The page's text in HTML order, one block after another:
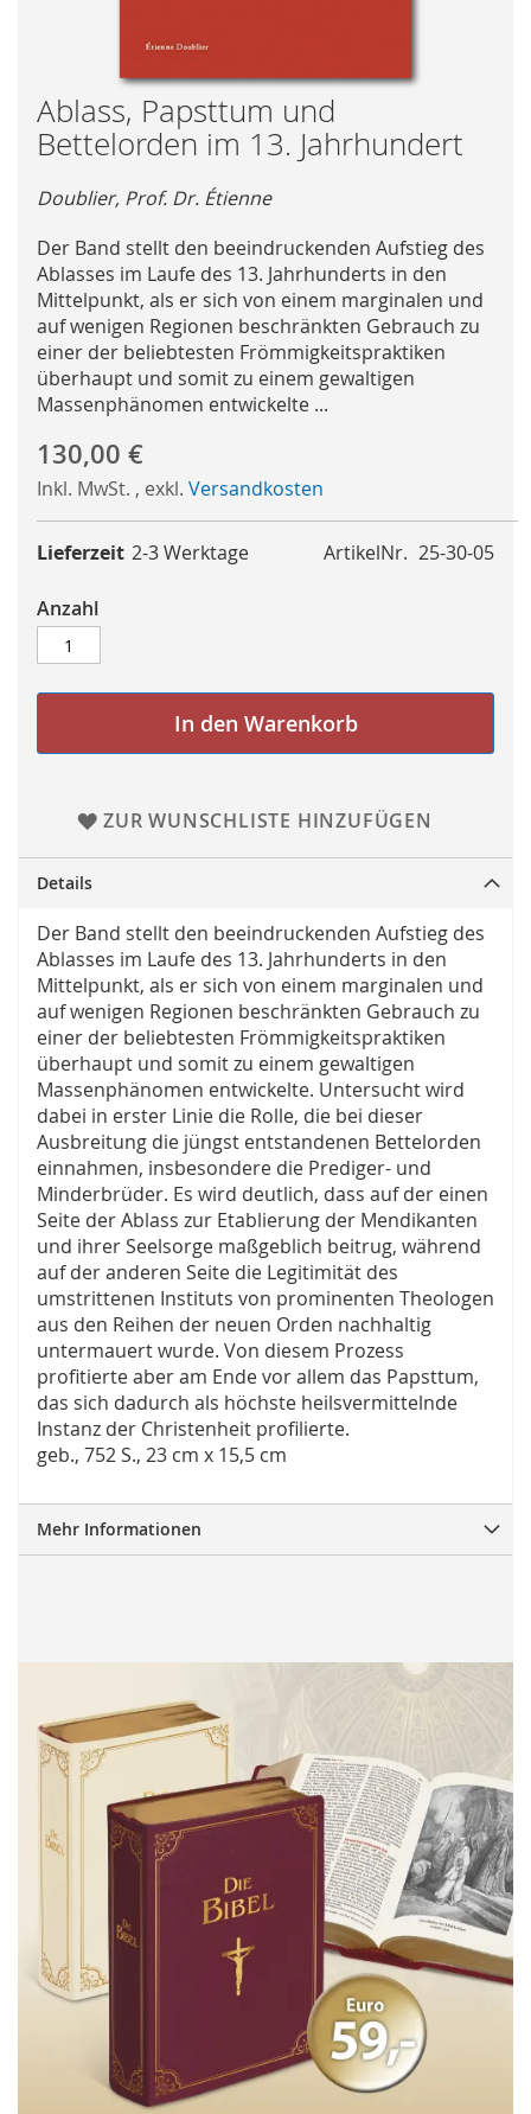
Skip
to
the
of
images
gallery
Ablass, Papsttum und
Bettelorden im 13. Jahrhundert
Doublier, Prof. Dr. Étienne
Der Band stellt den beeindruckenden Aufstieg des
Ablasses im Laufe des 13. Jahrhunderts in den
Mittelpunkt, als er sich von einem marginalen und
auf wenigen Regionen beschränkten Gebrauch zu
einer der beliebtesten Frömmigkeitspraktiken
überhaupt und somit zu einem gewaltigen
Massenphänomen entwickelte ...
130,00 €
Inkl. MwSt. , exkl. Versandkosten
ArtikelNr. 25-30-05
Lieferzeit 2-3 Werktage
Anzahl
In den Warenkorb
ZUR WUNSCHLISTE HINZUFÜGEN
Details
Der Band stellt den beeindruckenden Aufstieg des
Ablasses im Laufe des 13. Jahrhunderts in den
Mittelpunkt, als er sich von einem marginalen und
auf wenigen Regionen beschränkten Gebrauch zu
einer der beliebtesten Frömmigkeitspraktiken
überhaupt und somit zu einem gewaltigen
Massenphänomen entwickelte. Untersucht wird
dabei in erster Linie die Rolle, die bei dieser
Ausbreitung die jüngst entstandenen Bettelorden
einnahmen, insbesondere die Prediger- und
Minderbrüder. Es wird deutlich, dass auf der einen
Seite der Ablass zur Etablierung der Mendikanten
und ihrer Seelsorge maßgeblich beitrug, während
auf der anderen Seite die Legitimität des
umstrittenen Instituts von prominenten Theologen
aus den Reihen der neuen Orden nachhaltig
untermauert wurde. Von diesem Prozess
profitierte aber am Ende vor allem das Papsttum,
das sich dadurch als höchste heilsvermittelnde
Instanz der Christenheit profilierte.
geb., 752 S., 23 cm x 15,5 cm
Mehr Informationen